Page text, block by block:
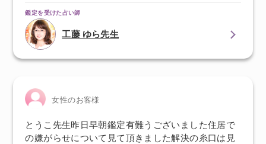
鑑定を受けた占い師
工藤 ゆら先生
女性のお客様
とうこ先生昨日早朝鑑定有難うございました住居で
の嫌がらせについて見て頂きました解決の糸口は見